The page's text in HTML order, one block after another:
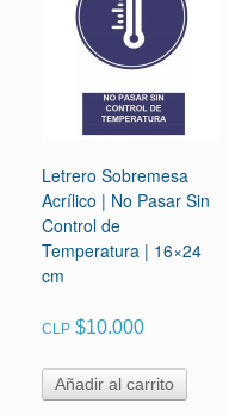
Letrero Sobremesa
Acrílico | No Pasar Sin
Control de
Temperatura | 16×24
cm
CLP $10.000
Añadir al carrito